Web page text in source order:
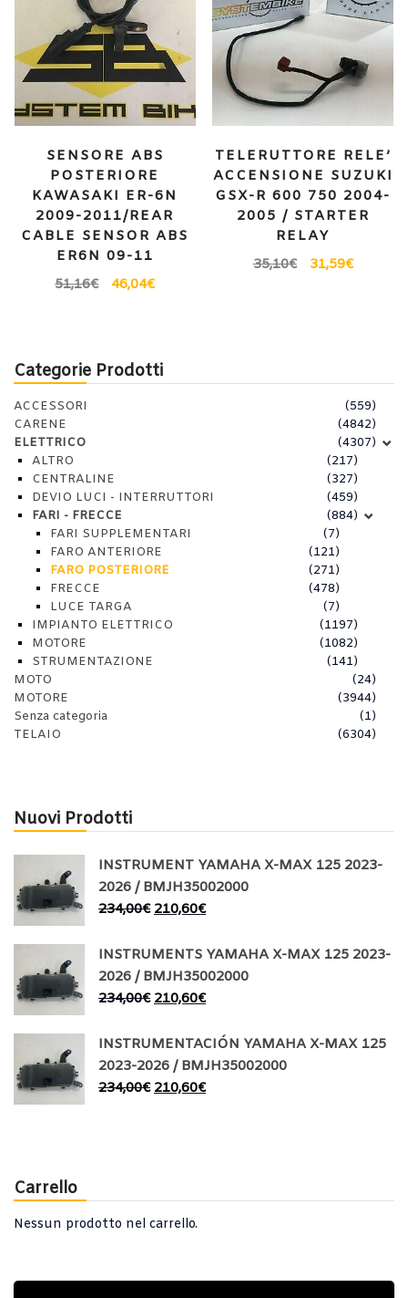
SENSORE ABS
POSTERIORE
KAWASAKI ER-6N
2009-2011/REAR
CABLE SENSOR ABS
ER6N 09-11
51,16€ 46,04€
TELERUTTORE RELE’
ACCENSIONE SUZUKI
GSX-R 600 750 2004-
2005 / STARTER
RELAY
35,10€ 31,59€
Categorie Prodotti
ACCESSORI
(559)
CARENE
(4842)
ELETTRICO
(4307)
ALTRO
(217)
CENTRALINE
(327)
DEVIO LUCI - INTERRUTTORI
(459)
FARI - FRECCE
(884)
FARI SUPPLEMENTARI
(7)
FARO ANTERIORE
(121)
FARO POSTERIORE
(271)
FRECCE
(478)
LUCE TARGA
(7)
IMPIANTO ELETTRICO
(1197)
MOTORE
(1082)
STRUMENTAZIONE
(141)
MOTO
(24)
MOTORE
(3944)
Senza categoria
(1)
TELAIO
(6304)
Nuovi Prodotti
INSTRUMENT YAMAHA X-MAX 125 2023-
2026 / BMJH35002000
234,00€ 210,60€
INSTRUMENTS YAMAHA X-MAX 125 2023-
2026 / BMJH35002000
234,00€ 210,60€
INSTRUMENTACIÓN YAMAHA X-MAX 125
2023-2026 / BMJH35002000
234,00€ 210,60€
Carrello
Nessun prodotto nel carrello.